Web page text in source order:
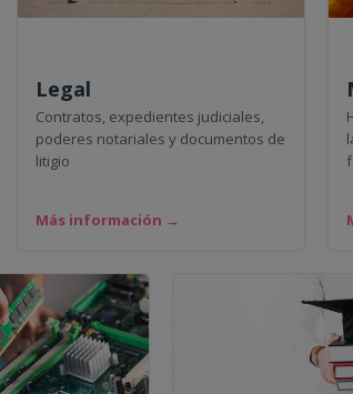
Legal
Contratos, expedientes judiciales,
poderes notariales y documentos de
litigio
Más información →